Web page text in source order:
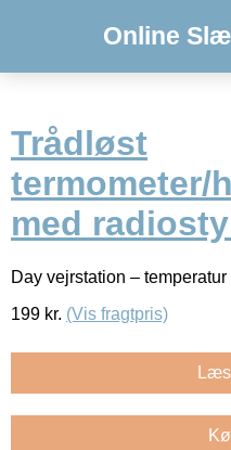
Online
Trådløst
termometer/
med
Day vejrstation –
199 kr. (Vis fragtpris)